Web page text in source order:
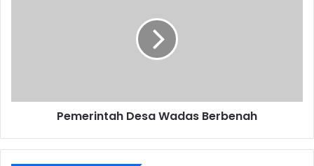
Pemerintah Desa Wadas Berbenah